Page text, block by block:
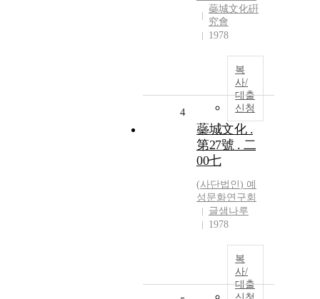
蘂城文化硏
究會
1978
복
사/
대출
신청
4
蘂城文化 .
第27號 . 二
00七
(사단법인) 예
성문화연구회
글샘나루
1978
복
사/
대출